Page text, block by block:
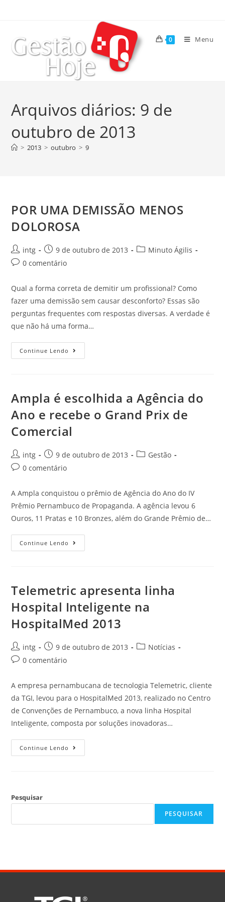
0 Menu
Arquivos diários: 9 de
outubro de 2013
> 2013 > outubro > 9
POR UMA DEMISSÃO MENOS
DOLOROSA
intg 9 de outubro de 2013
Minuto Ágilis
0 comentário
Qual a forma correta de demitir um profissional? Como
fazer uma demissão sem causar desconforto? Essas são
perguntas frequentes com respostas diversas. A verdade é
que não há uma forma…
Continue Lendo
Ampla é escolhida a Agência do
Ano e recebe o Grand Prix de
Comercial
intg 9 de outubro de 2013
Gestão
0 comentário
A Ampla conquistou o prêmio de Agência do Ano do IV
Prêmio Pernambuco de Propaganda. A agência levou 6
Ouros, 11 Pratas e 10 Bronzes, além do Grande Prêmio de…
Continue Lendo
Telemetric apresenta linha
Hospital Inteligente na
HospitalMed 2013
intg 9 de outubro de 2013
Notícias
0 comentário
A empresa pernambucana de tecnologia Telemetric, cliente
da TGI, levou para o HospitalMed 2013, realizado no Centro
de Convenções de Pernambuco, a nova linha Hospital
Inteligente, composta por soluções inovadoras…
Continue Lendo
Pesquisar
PESQUISAR